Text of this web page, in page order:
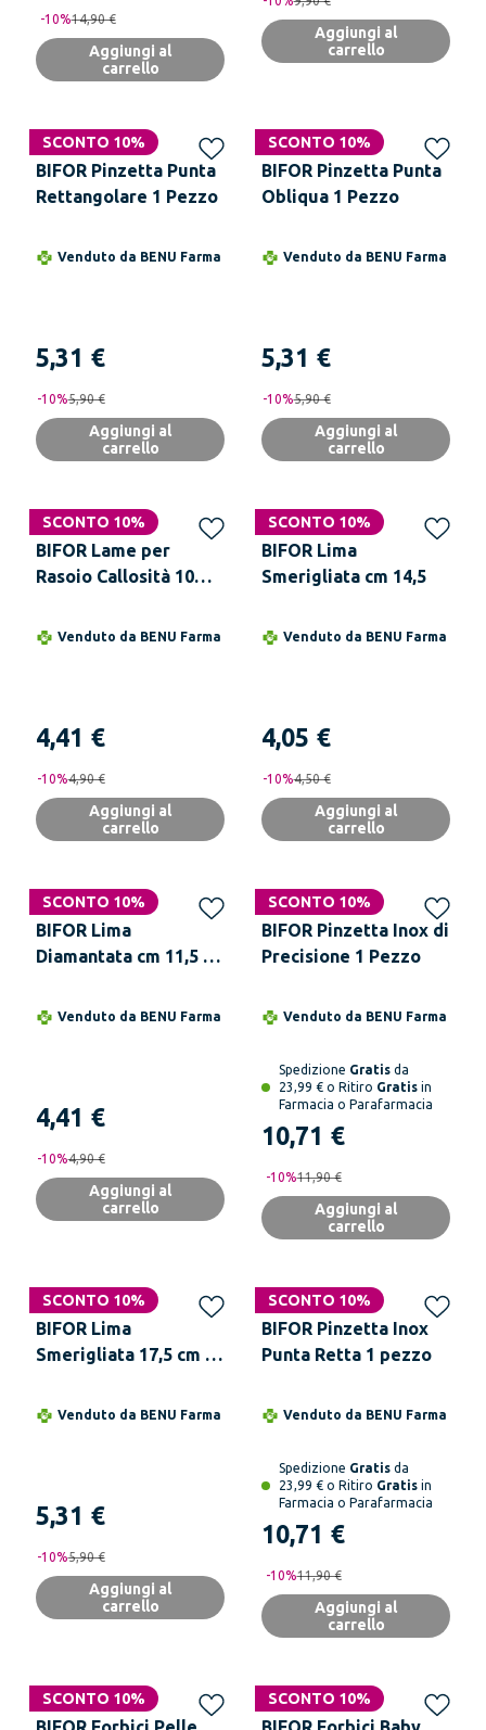
-10%14,90 €
Aggiungi al
carrello
Aggiungi al
carrello
SCONTO 10%
BIFOR Pinzetta Punta
Rettangolare 1 Pezzo
Venduto da BENU Farma
5,31 €
-10%5,90 €
Aggiungi al
carrello
SCONTO 10%
BIFOR Pinzetta Punta
Obliqua 1 Pezzo
Venduto da BENU Farma
5,31 €
-10%5,90 €
Aggiungi al
carrello
SCONTO 10%
BIFOR Lame per
Rasoio Callosità 10
Venduto da BENU Farma
4,41 €
-10%4,90 €
Aggiungi al
carrello
SCONTO 10%
BIFOR Lima
Smerigliata cm 14,5
Venduto da BENU Farma
4,05 €
-10%4,50 €
Aggiungi al
carrello
SCONTO 10%
BIFOR Lima
Diamantata cm 11,5 1
Venduto da BENU Farma
4,41 €
-10%4,90 €
Aggiungi al
carrello
SCONTO 10%
BIFOR Pinzetta Inox di
Precisione 1 Pezzo
Venduto da BENU Farma
Spedizione Gratis da
23,99 € o Ritiro Gratis in
Farmacia o Parafarmacia
10,71 €
-10%11,90 €
Aggiungi al
carrello
SCONTO 10%
BIFOR Lima
Smerigliata 17,5 cm 1
Assortita
Venduto da BENU Farma
5,31 €
-10%5,90 €
Aggiungi al
carrello
SCONTO 10%
BIFOR Pinzetta Inox
Punta Retta 1 pezzo
Venduto da BENU Farma
Spedizione Gratis da
23,99 € o Ritiro Gratis in
Farmacia o Parafarmacia
10,71 €
-10%11,90 €
Aggiungi al
carrello
SCONTO 10% SCONTO 10%